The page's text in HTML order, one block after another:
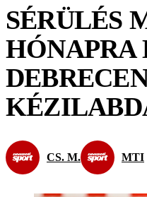
SÉRÜLÉS
HÓNAPRA
CS. M. MTI